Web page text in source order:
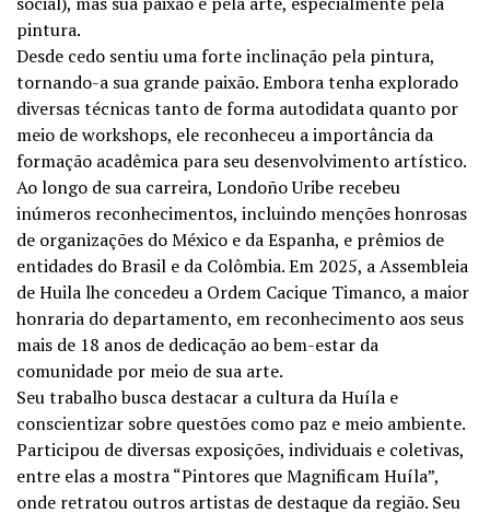
pintura.
Desde cedo sentiu uma forte inclinação pela pintura,
tornando-a sua grande paixão. Embora tenha explorado
diversas técnicas tanto de forma autodidata quanto por
meio de workshops, ele reconheceu a importância da
formação acadêmica para seu desenvolvimento artístico.
Ao longo de sua carreira, Londoño Uribe recebeu
inúmeros reconhecimentos, incluindo menções honrosas
de organizações do México e da Espanha, e prêmios de
entidades do Brasil e da Colômbia. Em 2025, a Assembleia
de Huila lhe concedeu a Ordem Cacique Timanco, a maior
honraria do departamento, em reconhecimento aos seus
mais de 18 anos de dedicação ao bem-estar da
comunidade por meio de sua arte.
Seu trabalho busca destacar a cultura da Huíla e
conscientizar sobre questões como paz e meio ambiente.
Participou de diversas exposições, individuais e coletivas,
entre elas a mostra “Pintores que Magnificam Huíla”,
onde retratou outros artistas de destaque da região. Seu